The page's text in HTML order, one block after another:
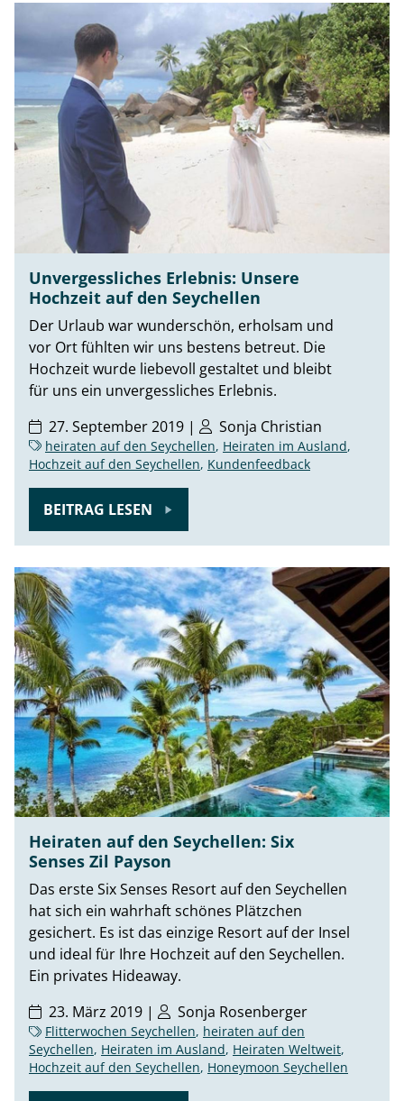
Unvergessliches Erlebnis: Unsere
Hochzeit auf den Seychellen
Der Urlaub war wunderschön, erholsam und
vor Ort fühlten wir uns bestens betreut. Die
Hochzeit wurde liebevoll gestaltet und bleibt
für uns ein unvergessliches Erlebnis.
27. September 2019 |
Sonja Christian
heiraten auf den Seychellen, Heiraten im Ausland,
Hochzeit auf den Seychellen, Kundenfeedback
BEITRAG LESEN
Heiraten auf den Seychellen: Six
Senses Zil Payson
Das erste Six Senses Resort auf den Seychellen
hat sich ein wahrhaft schönes Plätzchen
gesichert. Es ist das einzige Resort auf der Insel
und ideal für Ihre Hochzeit auf den Seychellen.
Ein privates Hideaway.
23. März 2019 |
Sonja Rosenberger
Flitterwochen Seychellen, heiraten auf den
Seychellen, Heiraten im Ausland, Heiraten Weltweit,
Hochzeit auf den Seychellen, Honeymoon Seychellen